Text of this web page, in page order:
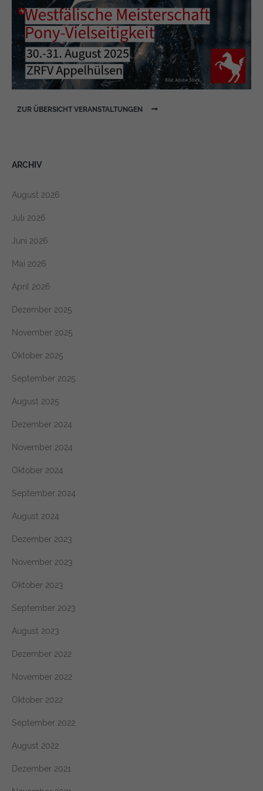
ARCHIV
August 2026
Juli 2026
Juni 2026
Mai 2026
April 2026
Dezember 2025
November 2025
Oktober 2025
September 2025
August 2025
Dezember 2024
November 2024
Oktober 2024
September 2024
August 2024
Dezember 2023
November 2023
Oktober 2023
September 2023
August 2023
Dezember 2022
November 2022
Oktober 2022
September 2022
August 2022
Dezember 2021
ZUR ÜBERSICHT VERANSTALTUNGEN
https://policies.google.com/privacy